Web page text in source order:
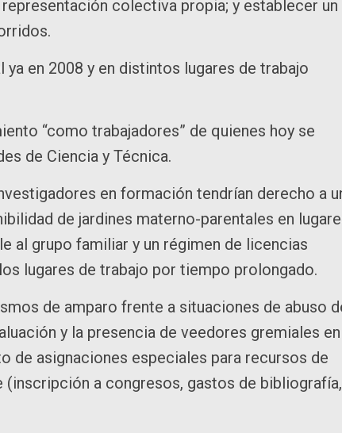
colectiva propia; y establecer un
en 2008 y en distintos lugares de trabajo
“como trabajadores” de quienes hoy se
de Ciencia y Técnica.
en formación tendrían derecho a
de jardines materno-parentales en
al grupo familiar y un régimen de licencias
lugares de trabajo por tiempo prolongado.
de amparo frente a situaciones de abuso
y la presencia de veedores gremiales en
de asignaciones especiales para recursos de
a congresos, gastos de bibliografía,